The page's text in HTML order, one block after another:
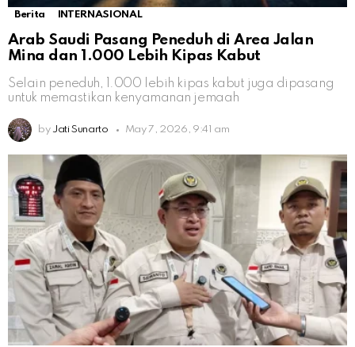
Berita INTERNASIONAL
Arab Saudi Pasang Peneduh di Area Jalan
Mina dan 1.000 Lebih Kipas Kabut
Selain peneduh, 1.000 lebih kipas kabut juga dipasang
untuk memastikan kenyamanan jemaah
by Jati Sunarto May 7, 2026, 9:41 am